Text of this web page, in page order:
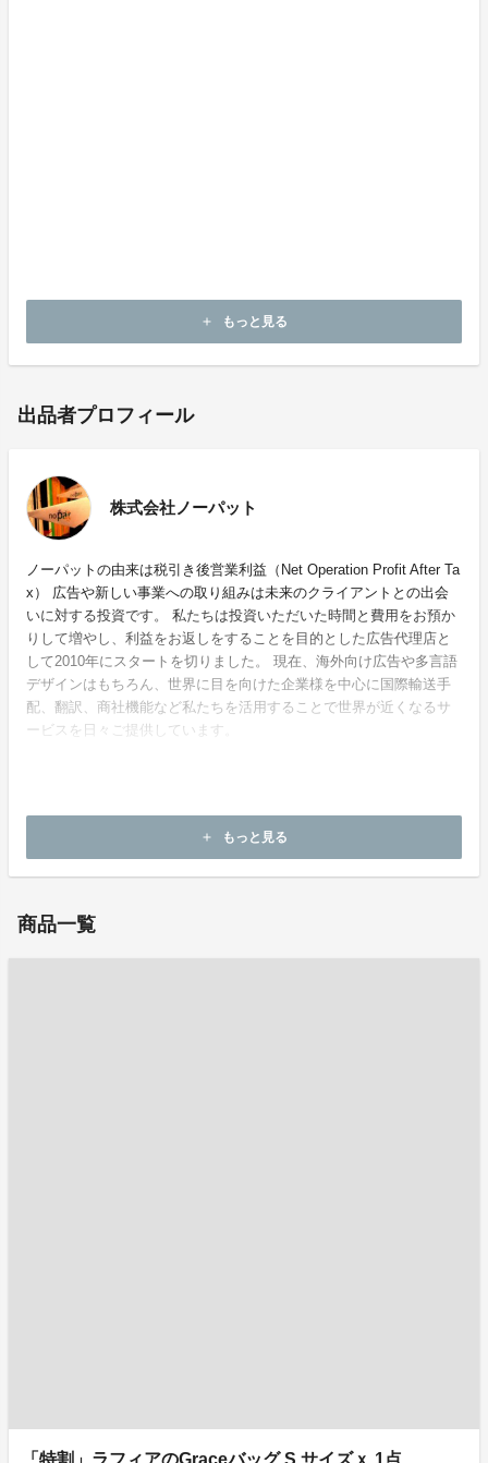
add もっと見る
出品者プロフィール
株式会社ノーパット
ノーパットの由来は税引き後営業利益（Net Operation Profit After Ta
x） 広告や新しい事業への取り組みは未来のクライアントとの出会
いに対する投資です。 私たちは投資いただいた時間と費用をお預か
りして増やし、利益をお返しをすることを目的とした広告代理店と
して2010年にスタートを切りました。 現在、海外向け広告や多言語
デザインはもちろん、世界に目を向けた企業様を中心に国際輸送手
配、翻訳、商社機能など私たちを活用することで世界が近くなるサ
ービスを日々ご提供しています。
add もっと見る
商品一覧
「特割」ラフィアのGraceバッグ S サイズｘ 1点